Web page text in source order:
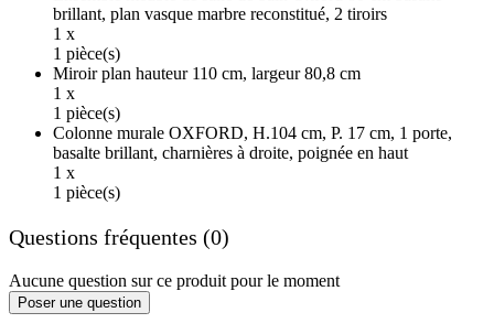
brillant, plan vasque marbre reconstitué, 2 tiroirs
1 x
1 pièce(s)
Miroir plan hauteur 110 cm, largeur 80,8 cm
1 x
1 pièce(s)
Colonne murale OXFORD, H.104 cm, P. 17 cm, 1 porte,
basalte brillant, charnières à droite, poignée en haut
1 x
1 pièce(s)
Questions fréquentes (0)
Aucune question sur ce produit pour le moment
Poser une question